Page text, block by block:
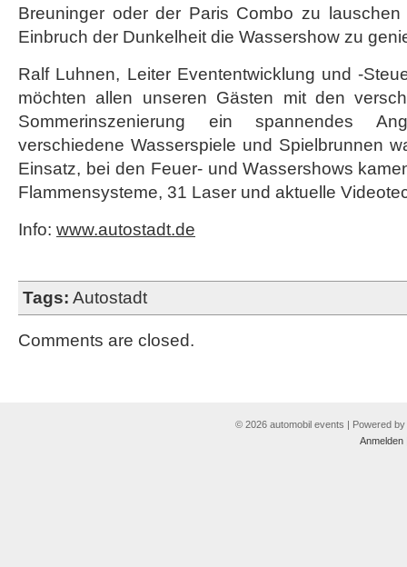
Breuninger oder der Paris Combo zu
Einbruch der Dunkelheit die Wassershow zu
Ralf Luhnen, Leiter Evententwicklung und -
möchten allen unseren Gästen mit den
Sommerinszenierung ein spannendes
verschiedene Wasserspiele und Spielbrunnen
Einsatz, bei den Feuer- und Wassershows
Flammensysteme, 31 Laser und aktuelle
Info: www.autostadt.de
Tags: Autostadt
Comments are closed.
© 2026 automobil events | Powered by
Anmelden